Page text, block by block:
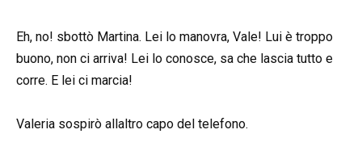
Eh, no! sbottò Martina. Lei lo manovra, Vale! Lui è troppo
buono, non ci arriva! Lei lo conosce, sa che lascia tutto e
corre. E lei ci marcia!
Valeria sospirò allaltro capo del telefono.